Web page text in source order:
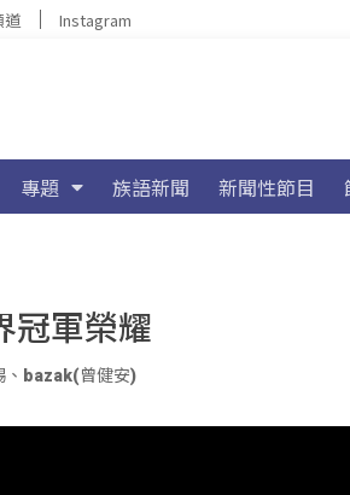
道 Instagram
專題 族語新聞 新聞性節目
冠軍榮耀
、 bazak(曾健安)